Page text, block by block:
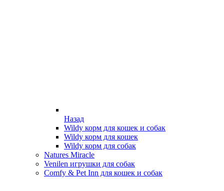
Назад
Wildy корм для кошек и собак
Wildy корм для кошек
Wildy корм для собак
Natures Miracle
Venilen игрушки для собак
Comfy & Pet Inn для кошек и собак